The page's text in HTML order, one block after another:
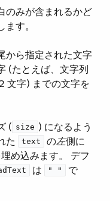
のみが含まれるかど
す。
から指定された文字
(たとえば、文字列
文字) までの文字を
(​ size ​) になるよう
た
text ​ の​左​側に ​
埋め込みます。 デフ
​ は ​ " "
​ で